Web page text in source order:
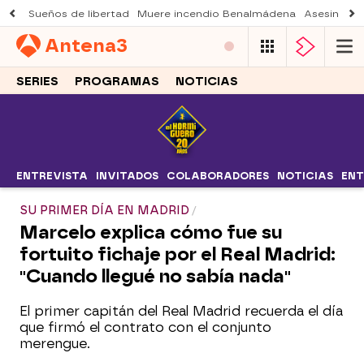
Sueños de libertad Muere incendio Benalmádena Asesinato
Antena3
SERIES PROGRAMAS NOTICIAS
ENTREVISTA INVITADOS COLABORADORES NOTICIAS
SU PRIMER DÍA EN MADRID
Marcelo explica cómo fue su
fortuito fichaje por el Real Madrid:
"Cuando llegué no sabía nada"
El primer capitán del Real Madrid recuerda el día
que firmó el contrato con el conjunto
merengue.